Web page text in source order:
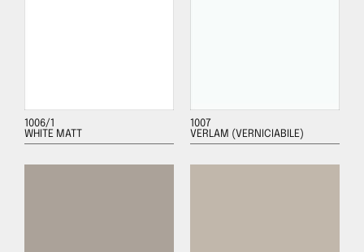
1006/1
WHITE MATT
1007
VERLAM (VERNICIABILE)